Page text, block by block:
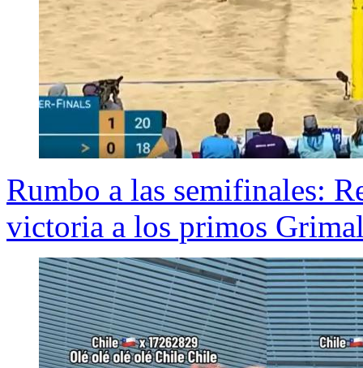
Rumbo a las semifinales:
victoria a los primos